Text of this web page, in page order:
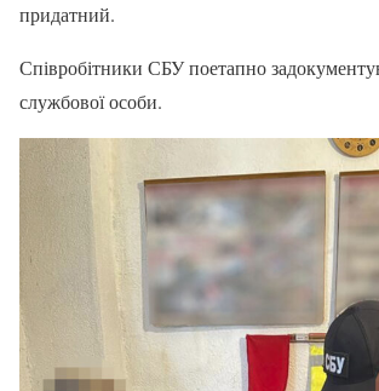
придатний.
Співробітники СБУ поетапно
службової особи.